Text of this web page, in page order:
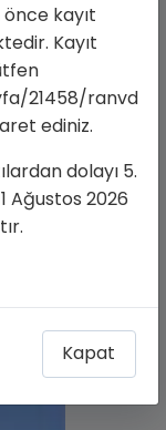
kayıt
Kayıt
21458/ranvd
ediniz.
dolayı 5.
Ağustos 2026
Kapat